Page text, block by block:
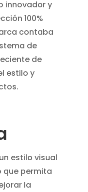
innovador y
100%
contaba
de
de
estilo y
estilo visual
que permita
la